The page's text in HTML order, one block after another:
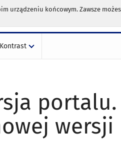
urządzeniu końcowym. Zawsze
Kontrast
wersji